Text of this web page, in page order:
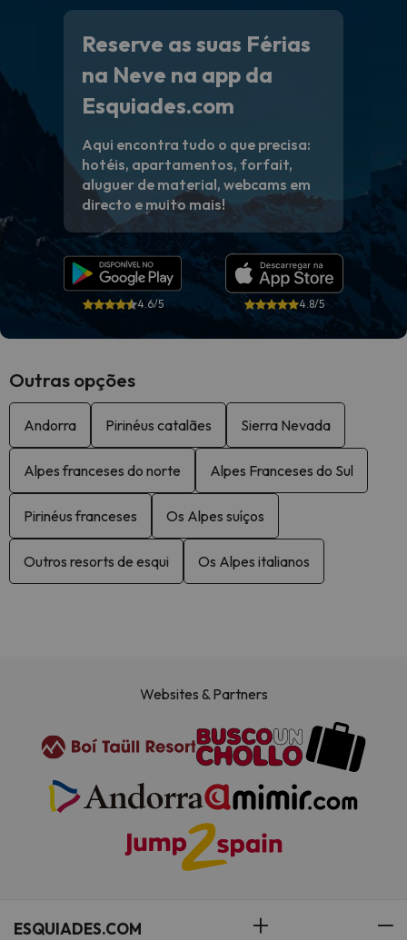
Reserve as suas Férias
na Neve na app da
Esquiades.com
Aqui encontra tudo o que precisa:
hotéis, apartamentos, forfait,
aluguer de material, webcams em
directo e muito mais!
4.6/5 4.8/5
Outras opções
Andorra Pirinéus catalães Sierra Nevada
Alpes franceses do norte Alpes Franceses do Sul
Pirinéus franceses Os Alpes suíços
Outros resorts de esqui Os Alpes italianos
Websites & Partners
ESQUIADES.COM